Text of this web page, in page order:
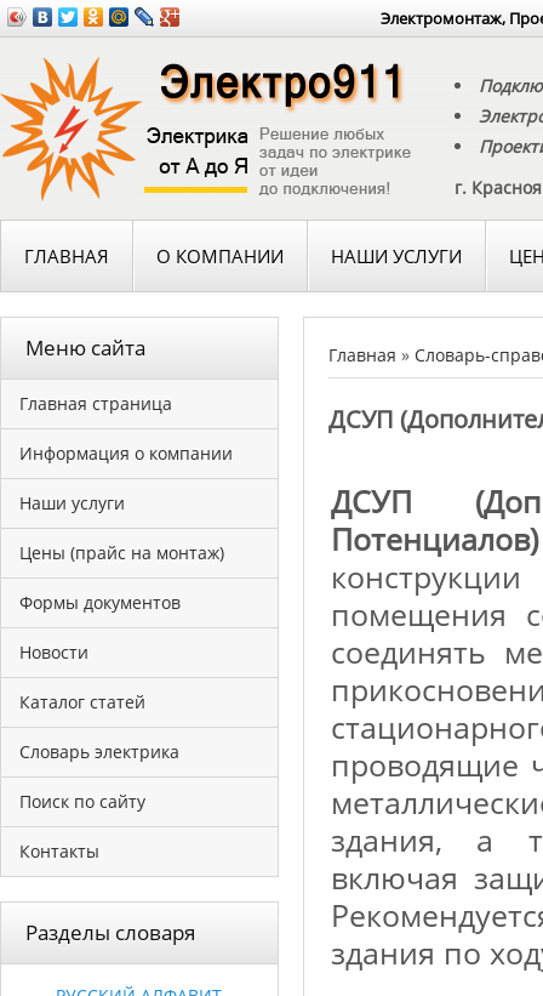
Электромонтаж,
г.
ГЛАВНАЯ О КОМПАНИИ НАШИ УСЛУГИ
Меню сайта
Главная страница
Информация о компании
Наши услуги
Цены (прайс на монтаж)
Формы документов
Новости
Каталог статей
Словарь электрика
Поиск по сайту
Контакты
Разделы словаря
Главная » Словарь-
ДСУП
ДСУП
помещения
соединять
проводящие
здания, а
включая
здания по